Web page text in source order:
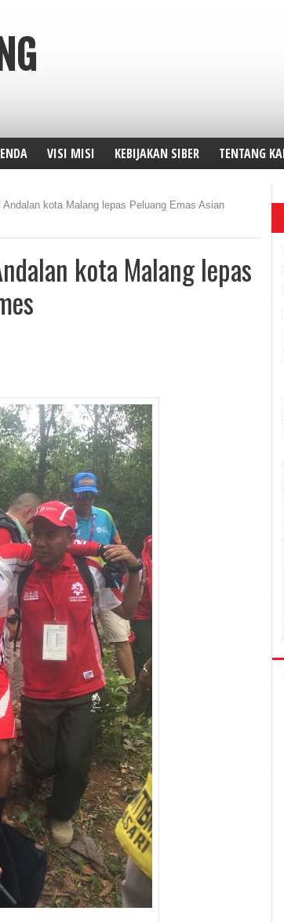
VISI MISI KEBIJAKAN SIBER TENTANG
kota Malang lepas Peluang Emas Asian
kota Malang lepas